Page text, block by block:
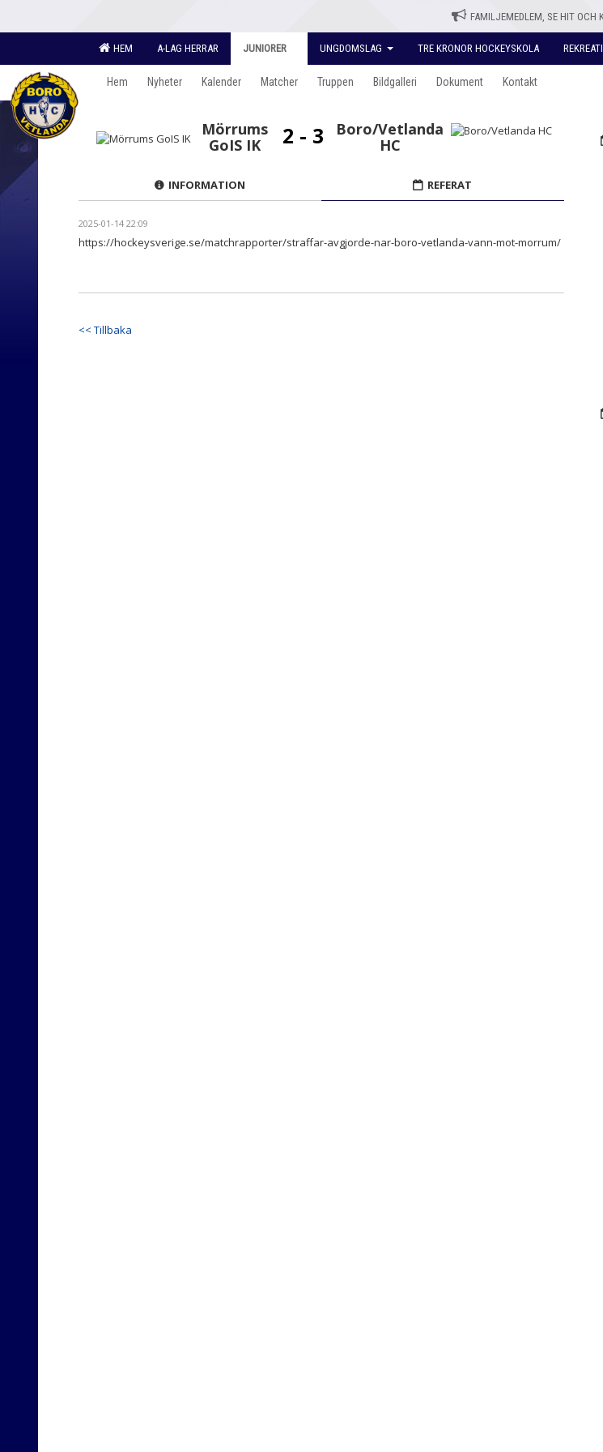
FAMILJEMEDLEM, SE HIT OCH
HEM A-LAG HERRAR JUNIORER UNGDOMSLAG TRE KRONOR HOCKEYSKOLA
Hem Nyheter Kalender Matcher Truppen Bildgalleri Dokument Kontakt
Mörrums
GoIS IK
2 - 3
Boro/Vetlanda
HC
INFORMATION REFERAT
2025-01-14 22:09
https://hockeysverige.se/matchrapporter/straffar-avgjorde-nar-boro-vetlanda-vann-mot-morrum/
<< Tillbaka